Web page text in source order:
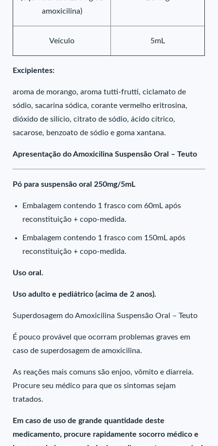
amoxicilina)
Veículo 5mL
Excipientes:
aroma de morango, aroma tutti-frutti, ciclamato de
sódio, sacarina sódica, corante vermelho eritrosina,
dióxido de silício, citrato de sódio, ácido cítrico,
sacarose, benzoato de sódio e goma xantana.
Apresentação do Amoxicilina Suspensão Oral – Teuto
Pó para suspensão oral 250mg/5mL
Embalagem contendo 1 frasco com 60mL após
reconstituição + copo-medida.
Embalagem contendo 1 frasco com 150mL após
reconstituição + copo-medida.
Uso oral.
Uso adulto e pediátrico (acima de 2 anos).
Superdosagem do Amoxicilina Suspensão Oral – Teuto
É pouco provável que ocorram problemas graves em
caso de superdosagem de amoxicilina.
As reações mais comuns são enjoo, vômito e diarreia.
Procure seu médico para que os sintomas sejam
tratados.
Em caso de uso de grande quantidade deste
medicamento, procure rapidamente socorro médico e